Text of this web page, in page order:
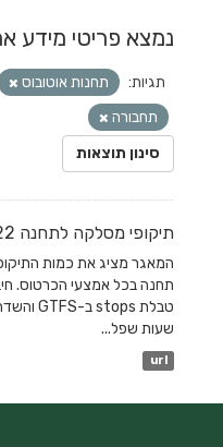
נמצא פריטי מידע
תגיות: תחנות אוטובוס
תחבורה
סינון תוצאות
תיקופי מסלקה לתחנה 2022
המאגר מציג את כמות
תחנה בכל אמצעי הכרטוס.
שעות שפל...
url